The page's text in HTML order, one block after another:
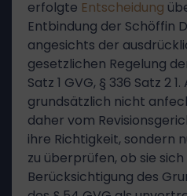
erfolgte Entscheidung
Entbindung der Schöffin
angesichts der
gesetzlichen Regelung
Satz 1 GVG, § 336 Satz 2 1.
grundsätzlich nicht
daher vom
ihre Richtigkeit, sondern
zu überprüfen, ob sie
Berücksichtigung des